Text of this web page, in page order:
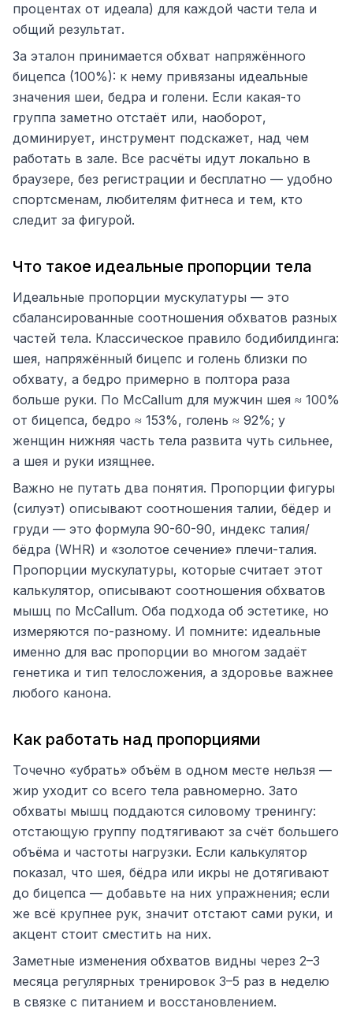
процентах от идеала) для каждой части тела и
общий результат.
За эталон принимается обхват напряжённого
бицепса (100%): к нему привязаны идеальные
значения шеи, бедра и голени. Если какая-то
группа заметно отстаёт или, наоборот,
доминирует, инструмент подскажет, над чем
работать в зале. Все расчёты идут локально в
браузере, без регистрации и бесплатно — удобно
спортсменам, любителям фитнеса и тем, кто
следит за фигурой.
Что такое идеальные пропорции тела
Идеальные пропорции мускулатуры — это
сбалансированные соотношения обхватов разных
частей тела. Классическое правило бодибилдинга:
шея, напряжённый бицепс и голень близки по
обхвату, а бедро примерно в полтора раза
больше руки. По McCallum для мужчин шея ≈ 100%
от бицепса, бедро ≈ 153%, голень ≈ 92%; у
женщин нижняя часть тела развита чуть сильнее,
а шея и руки изящнее.
Важно не путать два понятия. Пропорции фигуры
(силуэт) описывают соотношения талии, бёдер и
груди — это формула 90-60-90, индекс талия/
бёдра (WHR) и «золотое сечение» плечи-талия.
Пропорции мускулатуры, которые считает этот
калькулятор, описывают соотношения обхватов
мышц по McCallum. Оба подхода об эстетике, но
измеряются по-разному. И помните: идеальные
именно для вас пропорции во многом задаёт
генетика и тип телосложения, а здоровье важнее
любого канона.
Как работать над пропорциями
Точечно «убрать» объём в одном месте нельзя —
жир уходит со всего тела равномерно. Зато
обхваты мышц поддаются силовому тренингу:
отстающую группу подтягивают за счёт большего
объёма и частоты нагрузки. Если калькулятор
показал, что шея, бёдра или икры не дотягивают
до бицепса — добавьте на них упражнения; если
же всё крупнее рук, значит отстают сами руки, и
акцент стоит сместить на них.
Заметные изменения обхватов видны через 2–3
месяца регулярных тренировок 3–5 раз в неделю
в связке с питанием и восстановлением.